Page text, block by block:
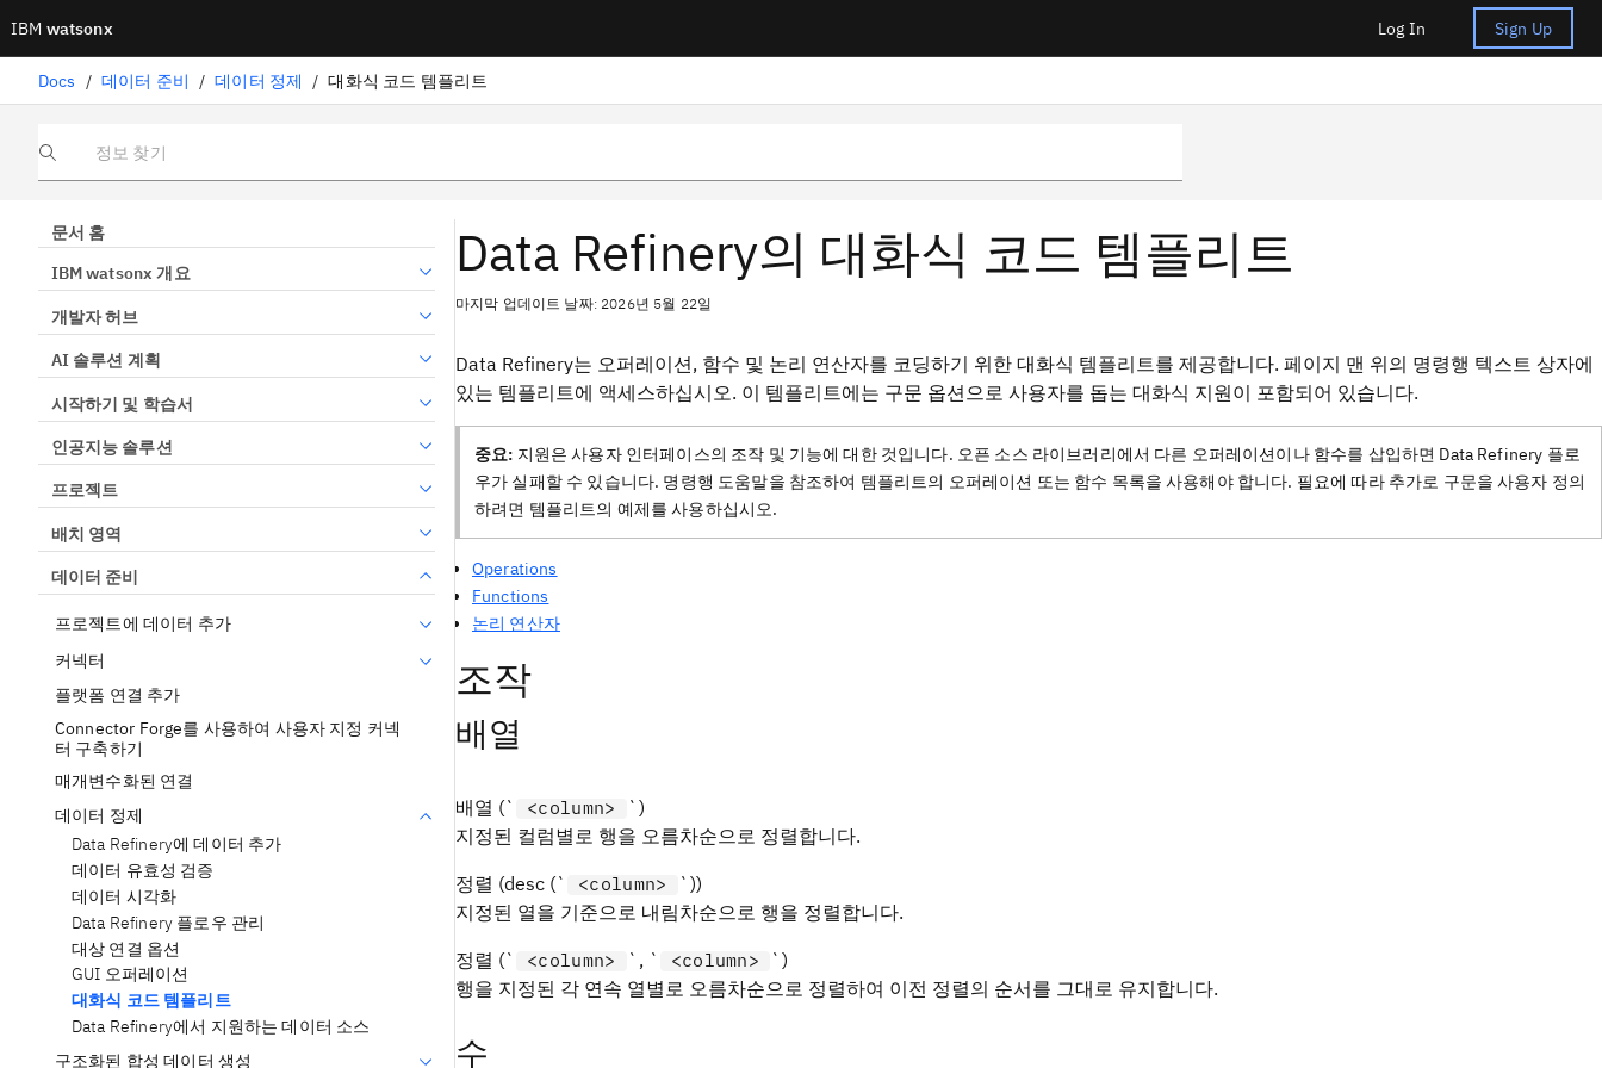
IBM watsonx Log In Sign Up
Docs / 데이터 준비 / 데이터 정제 / 대화식 코드 템플리트
정보 찾기
문서 홈
IBM watsonx 개요
개발자 허브
AI 솔루션 계획
시작하기 및 학습서
인공지능 솔루션
프로젝트
배치 영역
데이터 준비
프로젝트에 데이터 추가
커넥터
플랫폼 연결 추가
Connector Forge를 사용하여 사용자 지정 커넥
터 구축하기
매개변수화된 연결
데이터 정제
Data Refinery에 데이터 추가
데이터 유효성 검증
데이터 시각화
Data Refinery 플로우 관리
대상 연결 옵션
GUI 오퍼레이션
대화식 코드 템플리트
Data Refinery에서 지원하는 데이터 소스
구조화된 합성 데이터 생성
Data Refinery의 대화식 코드 템플리트
마지막 업데이트 날짜: 2026년 5월 22일
Data Refinery는 오퍼레이션, 함수 및 논리 연산자를 코딩하기 위한 대화식 템플리트를 제공합니다. 페이지 맨 위의 명령행 텍스트 상자에
있는 템플리트에 액세스하십시오. 이 템플리트에는 구문 옵션으로 사용자를 돕는 대화식 지원이 포함되어 있습니다.
중요: 지원은 사용자 인터페이스의 조작 및 기능에 대한 것입니다. 오픈 소스 라이브러리에서 다른 오퍼레이션이나 함수를 삽입하면 Data Refinery 플로
우가 실패할 수 있습니다. 명령행 도움말을 참조하여 템플리트의 오퍼레이션 또는 함수 목록을 사용해야 합니다. 필요에 따라 추가로 구문을 사용자 정의
하려면 템플리트의 예제를 사용하십시오.
Operations
Functions
논리 연산자
조작
배열
배열 (` <column>
`)
지정된 컬럼별로 행을 오름차순으로 정렬합니다.
정렬 (desc (`
<column>
`))
지정된 열을 기준으로 내림차순으로 행을 정렬합니다.
정렬 (`
<column> `, ` <column>
`)
행을 지정된 각 연속 열별로 오름차순으로 정렬하여 이전 정렬의 순서를 그대로 유지합니다.
수